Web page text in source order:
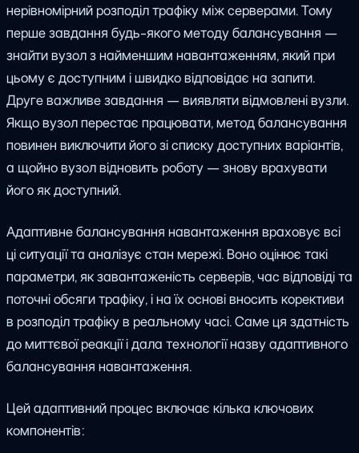
нерівномірний розподіл трафіку між серверами. Тому
перше завдання будь-якого методу балансування —
знайти вузол з найменшим навантаженням, який при
цьому є доступним і швидко відповідає на запити.
Друге важливе завдання — виявляти відмовлені вузли.
Якщо вузол перестає працювати, метод балансування
повинен виключити його зі списку доступних варіантів,
а щойно вузол відновить роботу — знову врахувати
його як доступний.
Адаптивне балансування навантаження враховує всі
ці ситуації та аналізує стан мережі. Воно оцінює такі
параметри, як завантаженість серверів, час відповіді та
поточні обсяги трафіку, і на їх основі вносить корективи
в розподіл трафіку в реальному часі. Саме ця здатність
до миттєвої реакції і дала технології назву адаптивного
балансування навантаження.
Цей адаптивний процес включає кілька ключових
компонентів: